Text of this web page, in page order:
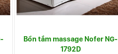
Bồn tắm massage Nofer NG-
1792D